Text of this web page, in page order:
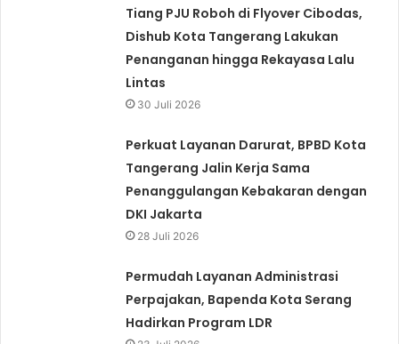
Tiang PJU Roboh di Flyover Cibodas,
Dishub Kota Tangerang Lakukan
Penanganan hingga Rekayasa Lalu
Lintas
30 Juli 2026
Perkuat Layanan Darurat, BPBD Kota
Tangerang Jalin Kerja Sama
Penanggulangan Kebakaran dengan
DKI Jakarta
28 Juli 2026
Permudah Layanan Administrasi
Perpajakan, Bapenda Kota Serang
Hadirkan Program LDR